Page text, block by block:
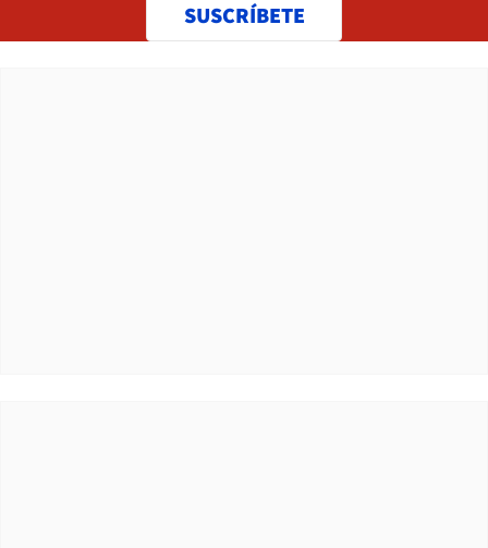
SUSCRÍBETE